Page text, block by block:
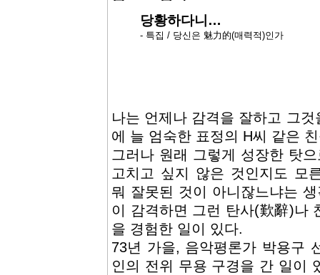
당황하다니…
- 특집 / 당신은 魅力的(매력적)인가
나는 언제나 감격을 잘하고 그
에 늘 엄숙한 표정의 H씨 같은
그러나 원래 그렇게 성장한 탓
고치고 싶지 않은 것인지도 모
뭐 잘못된 것이 아니잖느냐는
이 감격하면 그런 탄사(歎辭)나
을 경험한 일이 있다.
73년 가을, 음악평론가 박용구
인의 전위 무용 구경을 간 일이